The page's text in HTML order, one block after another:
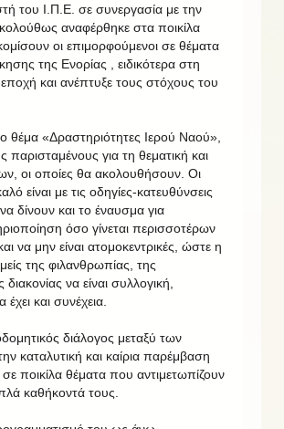
του Ι.Π.Ε. σε συνεργασία με την
αναφέρθηκε στα ποικίλα
οι επιμορφούμενοι σε θέματα
της Ενορίας , ειδικότερα στη
και ανέπτυξε τους στόχους του
θέμα «Δραστηριότητες Ιερού Ναού»,
παρισταμένους για τη θεματική και
οι οποίες θα ακολουθήσουν. Οι
είναι με τις οδηγίες-κατευθύνσεις
δίνουν και το έναυσμα για
όσο γίνεται περισσοτέρων
να μην είναι ατομοκεντρικές, ώστε η
της φιλανθρωπίας, της
διακονίας να είναι συλλογική,
έχει και συνέχεια.
διάλογος μεταξύ των
καταλυτική και καίρια παρέμβαση
ποικίλα θέματα που αντιμετωπίζουν
καθήκοντά τους.